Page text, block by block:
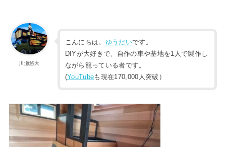
川瀬悠大
こんにちは。 ゆうだいです。
DIYが大好きで、自作の車や基地を1人で製作し
ながら籠っている者です。
(YouTubeも現在170,000人突破）